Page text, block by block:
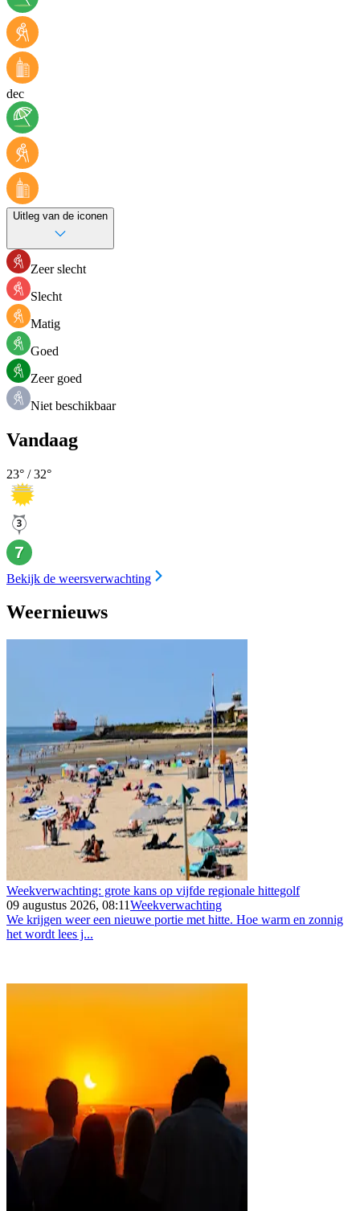
dec
Uitleg van de iconen
Zeer slecht
Slecht
Matig
Goed
Zeer goed
Niet beschikbaar
Vandaag
23° /32°
Bekijk de weersverwachting
Weernieuws
Weekverwachting: grote kans op vijfde regionale hittegolf
09 augustus 2026, 08:11Weekverwachting
We krijgen weer een nieuwe portie met hitte. Hoe warm en zonnig
het wordt lees j...